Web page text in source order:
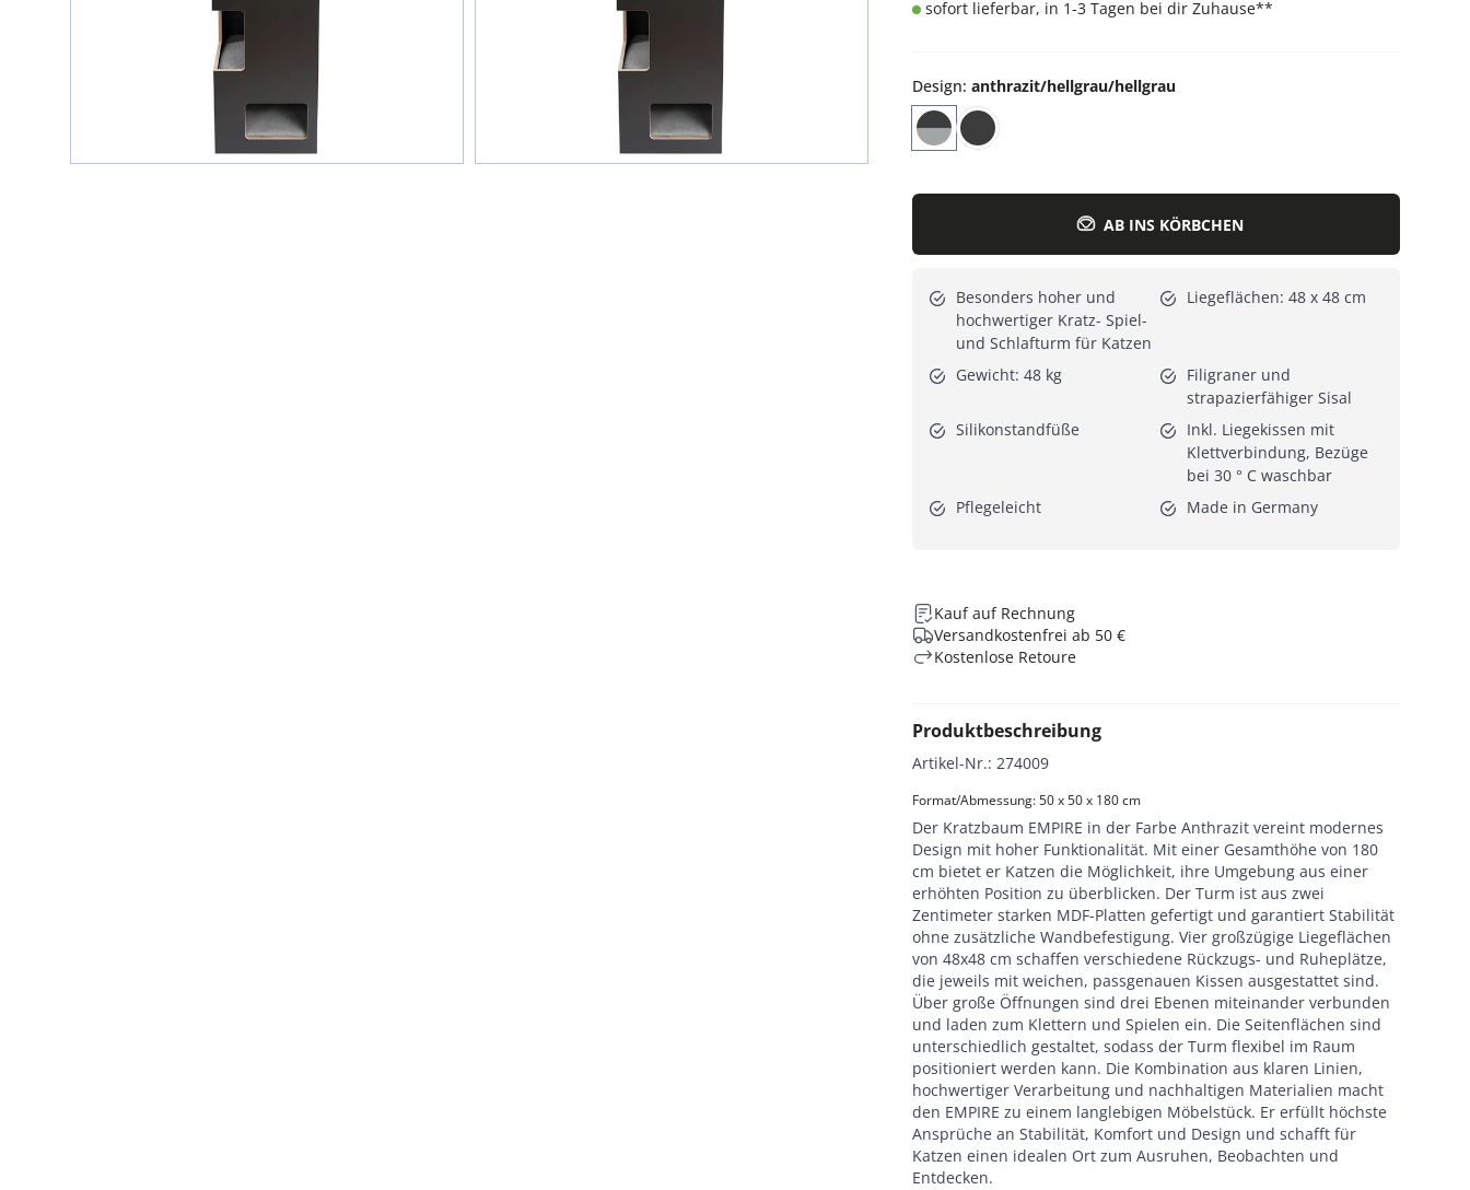
sofort lieferbar, in 1-3 Tagen bei dir Zuhause**
Design: anthrazit/hellgrau/hellgrau
AB INS KÖRBCHEN
Besonders hoher und
hochwertiger Kratz- Spiel-
und Schlafturm für Katzen
Liegeflächen: 48 x 48 cm
Gewicht: 48 kg
Filigraner und
strapazierfähiger Sisal
Silikonstandfüße
Inkl. Liegekissen mit
Klettverbindung, Bezüge
bei 30 ° C waschbar
Pflegeleicht
Made in Germany
Kauf auf Rechnung
Versandkostenfrei ab 50 €
Kostenlose Retoure
Produktbeschreibung
Artikel-Nr.: 274009
Format/Abmessung: 50 x 50 x 180 cm
Der Kratzbaum EMPIRE in der Farbe Anthrazit vereint modernes
Design mit hoher Funktionalität. Mit einer Gesamthöhe von 180
cm bietet er Katzen die Möglichkeit, ihre Umgebung aus einer
erhöhten Position zu überblicken. Der Turm ist aus zwei
Zentimeter starken MDF-Platten gefertigt und garantiert Stabilität
ohne zusätzliche Wandbefestigung. Vier großzügige Liegeflächen
von 48x48 cm schaffen verschiedene Rückzugs- und Ruheplätze,
die jeweils mit weichen, passgenauen Kissen ausgestattet sind.
Über große Öffnungen sind drei Ebenen miteinander verbunden
und laden zum Klettern und Spielen ein. Die Seitenflächen sind
unterschiedlich gestaltet, sodass der Turm flexibel im Raum
positioniert werden kann. Die Kombination aus klaren Linien,
hochwertiger Verarbeitung und nachhaltigen Materialien macht
den EMPIRE zu einem langlebigen Möbelstück. Er erfüllt höchste
Ansprüche an Stabilität, Komfort und Design und schafft für
Katzen einen idealen Ort zum Ausruhen, Beobachten und
Entdecken.